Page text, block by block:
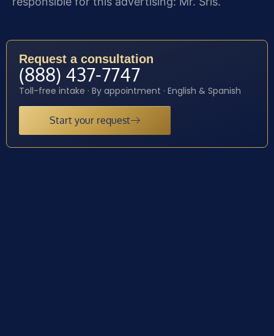
Request a consultation
(888) 437-7747
Toll-free intake · By appointment · English & Spanish
Start your request